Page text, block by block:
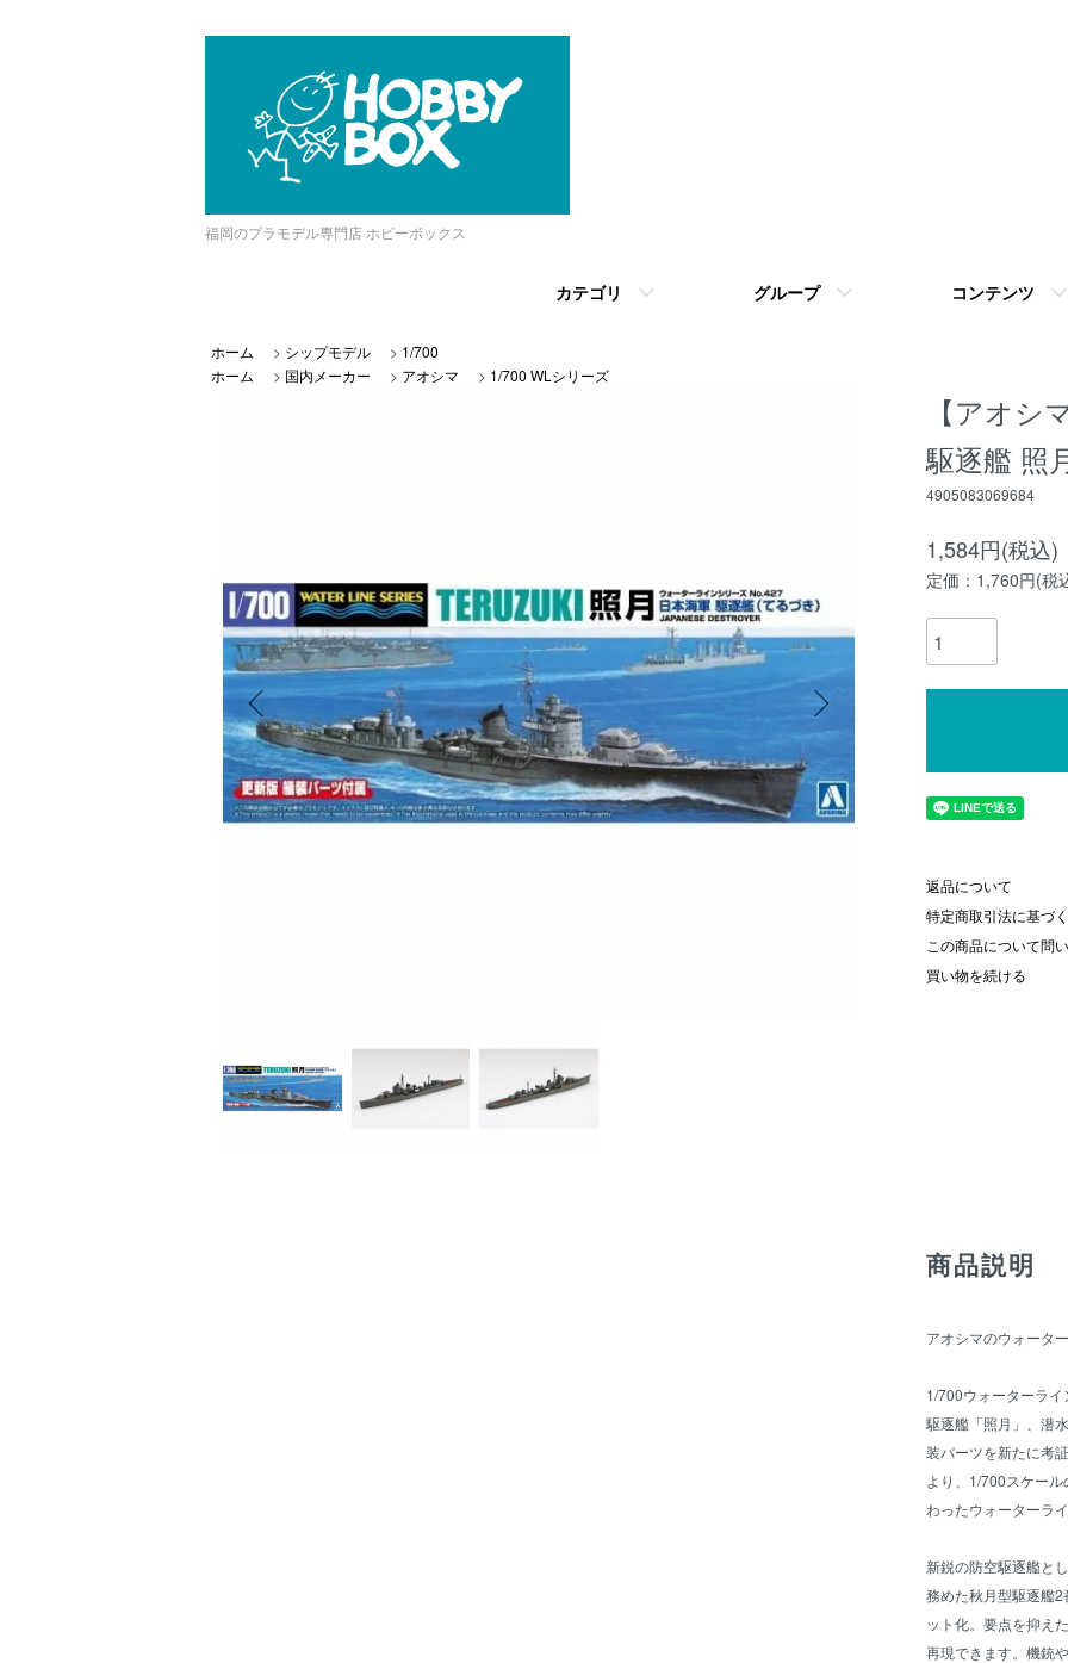
福岡のプラモデル専門店 ホビーボックス
カテゴリ グループ コンテンツ
ホーム > シップモデル > 1/700
ホーム
> 国内メーカー > アオシマ > 1/700 WLシリーズ
【アオシ
駆逐艦 照
4905083069684
1,584円(税込)
定価：1,760円(税
返品について
特定商取引法に基づ
この商品について問
買い物を続ける
商品説明
アオシマのウォータ
1/700ウォーターライ
駆逐艦「照月」、潜
装パーツを新たに考
より、1/700スケー
わったウォーターラ
新鋭の防空駆逐艦と
務めた秋月型駆逐艦
ット化。要点を抑え
再現できます。機銃